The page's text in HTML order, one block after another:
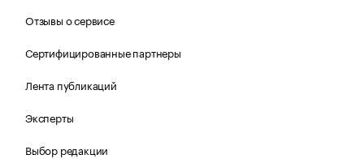
Отзывы о сервисе
Сертифицированные партнеры
Лента публикаций
Эксперты
Выбор редакции